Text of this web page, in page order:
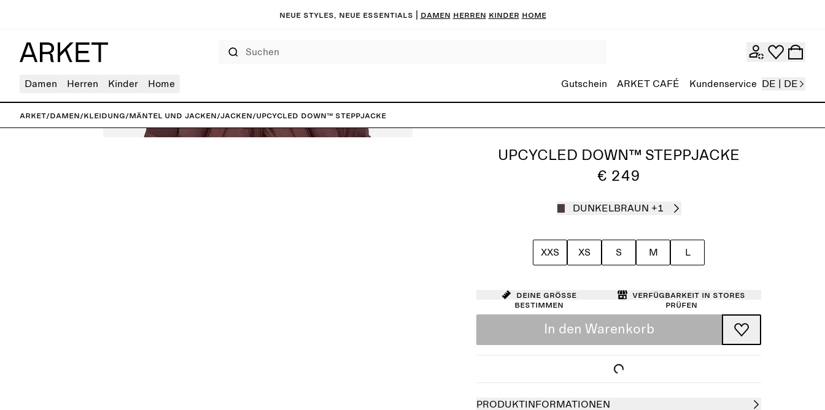
Neue Styles, neue Essentials | DAMEN HERREN KINDER HOME
Damen Herren Kinder Home Gutschein ARKET CAFÉ Kundenservice DE | DE
ARKET/Damen/Kleidung/Mäntel und Jacken/Jacken/Upcycled Down™ Steppjacke
UPCYCLED DOWN™ STEPPJACKE
€ 249
DUNKELBRAUN +1
XXS XS S M L
Deine Größe
bestimmen
Verfügbarkeit in Stores
prüfen
In den Warenkorb
PRODUKTINFORMATIONEN